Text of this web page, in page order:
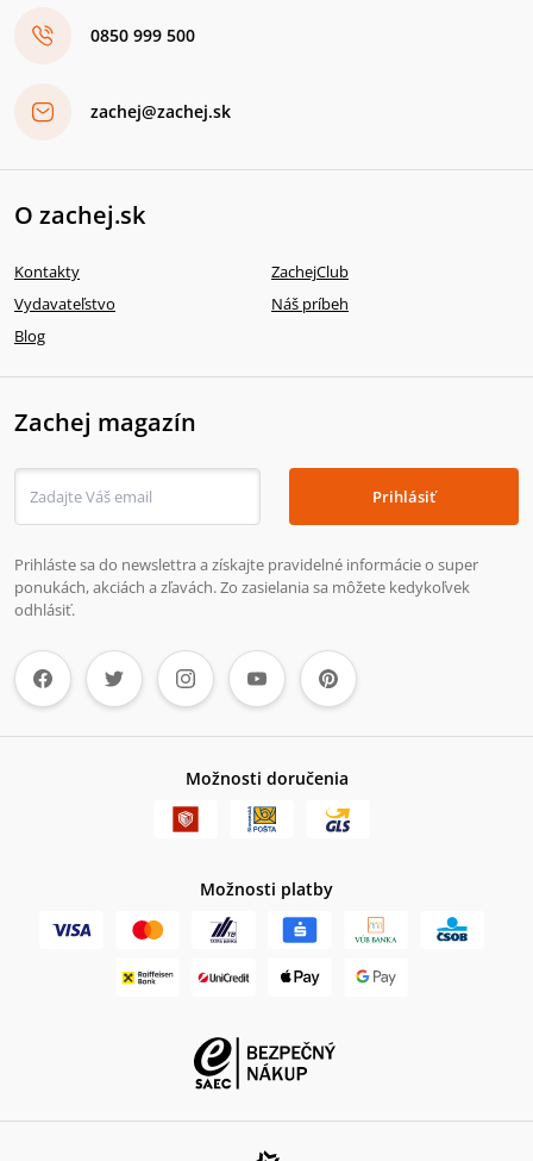
0850 999 500
zachej@zachej.sk
O zachej.sk
Kontakty
ZachejClub
Vydavateľstvo
Náš príbeh
Blog
Zachej magazín
Prihlásiť
Prihláste sa do newslettra a získajte pravidelné informácie o super
ponukách, akciách a zľavách. Zo zasielania sa môžete kedykoľvek
odhlásiť.
Možnosti doručenia
Možnosti platby